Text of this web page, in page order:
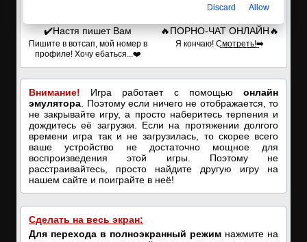
✔️Настя пишет Вам
Пишите в вотсап, мой номер в
профиле! Хочу ебаться...❤️
🔥ПОРНО-ЧАТ ОНЛАЙН🔥
Я кончаю! С͟м͟о͟т͟р͟е͟т͟ь͟!➡️
Внимание! Игра работает с помощью онлайн
эмулятора . Поэтому если ничего не отображается, то
не закрывайте игру, а просто наберитесь терпения и
дождитесь её загрузки. Если на протяжении долгого
времени игра так и не загрузилась, то скорее всего
ваше устройство не достаточно мощное для
воспроизведения этой игры. Поэтому не
расстраивайтесь, просто найдите другую игру на
нашем сайте и поиграйте в неё!
Сделать на весь экран:
Для перехода в полноэкранный режим нажмите на
Discard Allow